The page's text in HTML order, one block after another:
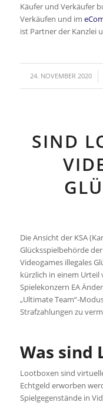
Käufer und Verkäufer
Verkäufen und im
ist Partner der Kanzlei
24. NOVEMBER 2020
/
SIND
Die Ansicht der KSA
Glücksspielbehörde
Videogames illegales
kürzlich in einem Urteil
Spielekonzern EA
„Ultimate Team“-
Strafzahlungen zu
Was sind
Lootboxen sind
Echtgeld erworben
Spielgegenstände in